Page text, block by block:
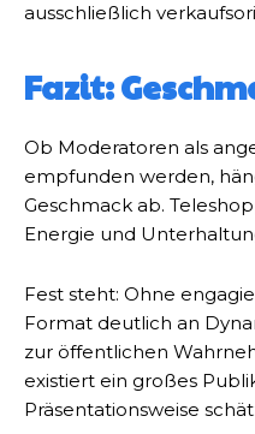
ausschließlich
Fazit:
Ob Moderatoren als
empfunden werden,
Geschmack ab.
Energie und
Fest steht: Ohne
Format deutlich an
zur öffentlichen
existiert ein großes
Präsentationsweise